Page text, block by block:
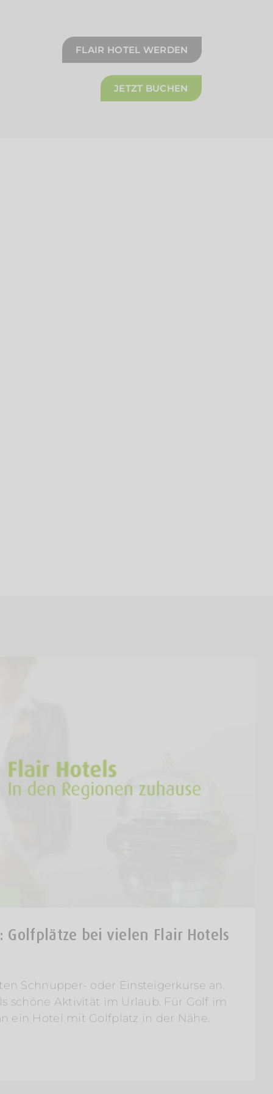
FLAIR HOTEL WERDEN
JETZT BUCHEN
Golfplätze bei vielen Flair Hotels
Schnupper- oder Einsteigerkurse an.
schöne Aktivität im Urlaub. Für Golf im
ein Hotel mit Golfplatz in der Nähe.